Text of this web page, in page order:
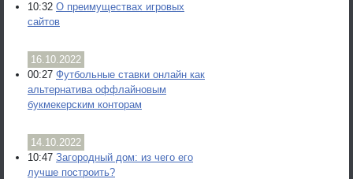
10:32 О преимуществах игровых
сайтов
16.10.2022
00:27 Футбольные ставки онлайн как
альтернатива оффлайновым
букмекерским конторам
14.10.2022
10:47 Загородный дом: из чего его
лучше построить?